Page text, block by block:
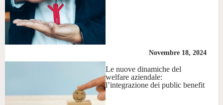
Novembre 18, 2024
Le nuove dinamiche del
welfare aziendale:
l’integrazione dei public benefit